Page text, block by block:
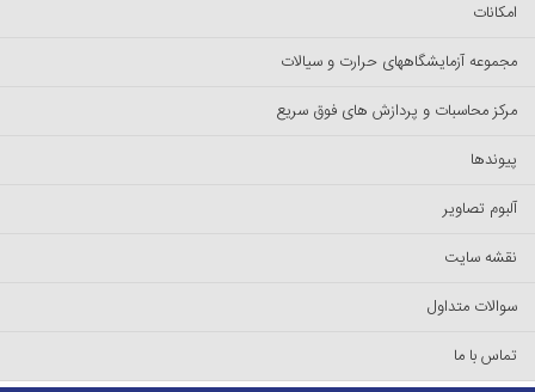
امکانات
مجموعه آزمایشگاههای حرارت و سیالات
مرکز محاسبات و پردازش های فوق سریع
پیوندها
آلبوم تصاویر
نقشه سایت
سوالات متداول
تماس با ما